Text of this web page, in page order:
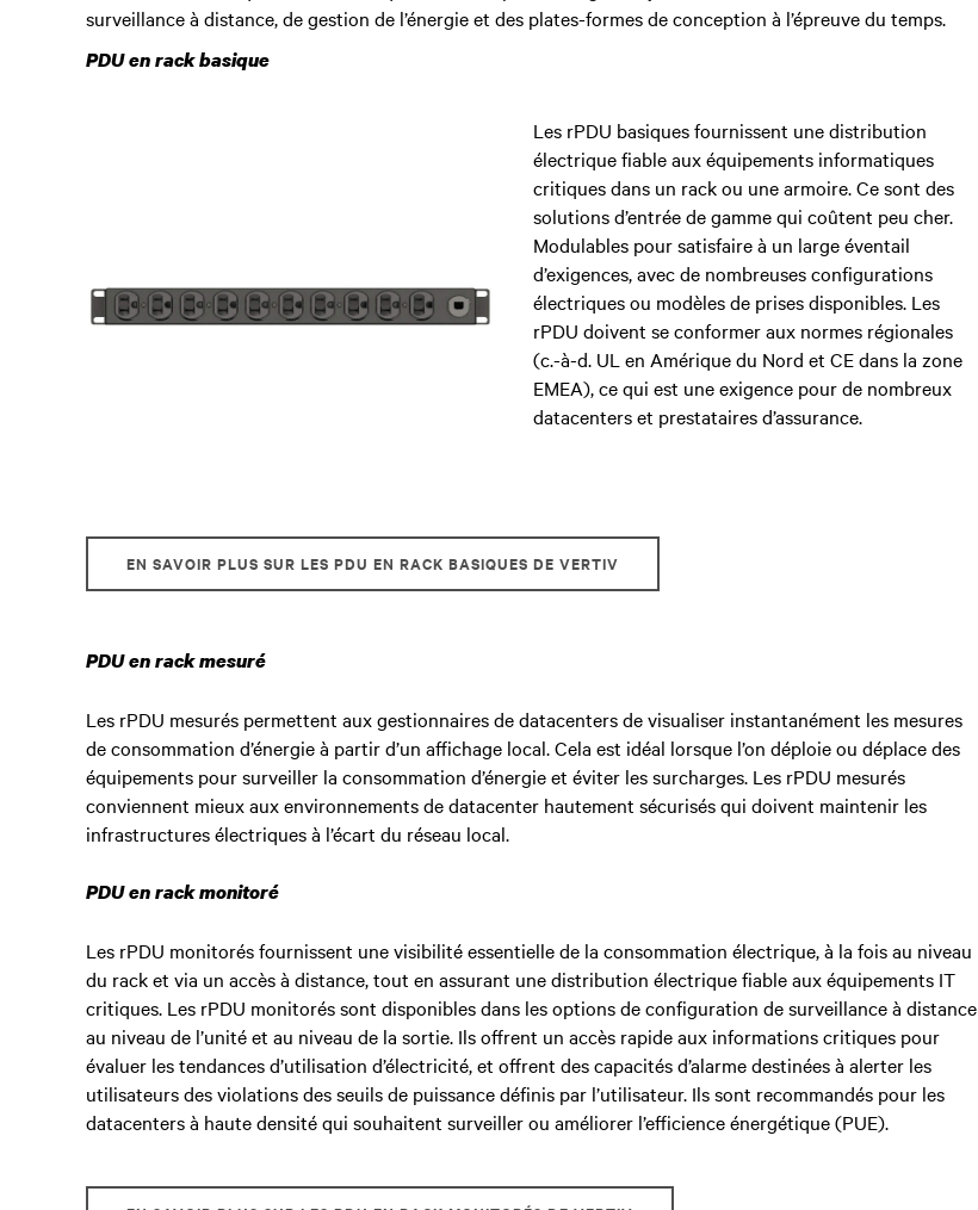
surveillance à distance, de gestion de l’énergie et des plates-formes de conception à l’épreuve du temps.
PDU en rack basique
Les rPDU basiques fournissent une distribution
électrique fiable aux équipements informatiques
critiques dans un rack ou une armoire. Ce sont des
solutions d’entrée de gamme qui coûtent peu cher.
Modulables pour satisfaire à un large éventail
d’exigences, avec de nombreuses configurations
électriques ou modèles de prises disponibles. Les
rPDU doivent se conformer aux normes régionales
(c.-à-d. UL en Amérique du Nord et CE dans la zone
EMEA), ce qui est une exigence pour de nombreux
datacenters et prestataires d’assurance.
EN SAVOIR PLUS SUR LES PDU EN RACK BASIQUES DE VERTIV
PDU en rack mesuré
Les rPDU mesurés permettent aux gestionnaires de datacenters de visualiser instantanément les mesures
de consommation d’énergie à partir d’un affichage local. Cela est idéal lorsque l’on déploie ou déplace des
équipements pour surveiller la consommation d’énergie et éviter les surcharges. Les rPDU mesurés
conviennent mieux aux environnements de datacenter hautement sécurisés qui doivent maintenir les
infrastructures électriques à l’écart du réseau local.
PDU en rack monitoré
Les rPDU monitorés fournissent une visibilité essentielle de la consommation électrique, à la fois au niveau
du rack et via un accès à distance, tout en assurant une distribution électrique fiable aux équipements IT
critiques. Les rPDU monitorés sont disponibles dans les options de configuration de surveillance à distance
au niveau de l’unité et au niveau de la sortie. Ils offrent un accès rapide aux informations critiques pour
évaluer les tendances d’utilisation d’électricité, et offrent des capacités d’alarme destinées à alerter les
utilisateurs des violations des seuils de puissance définis par l’utilisateur. Ils sont recommandés pour les
datacenters à haute densité qui souhaitent surveiller ou améliorer l’efficience énergétique (PUE).